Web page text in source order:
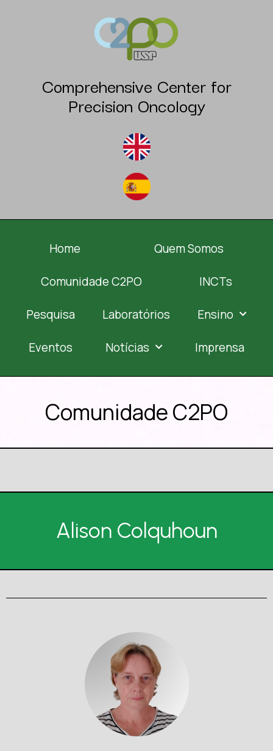
Comprehensive Center for
Precision Oncology
Home Quem Somos
Comunidade C2PO INCTs
Pesquisa Laboratórios Ensino
Eventos Notícias Imprensa
Comunidade C2PO
Alison Colquhoun